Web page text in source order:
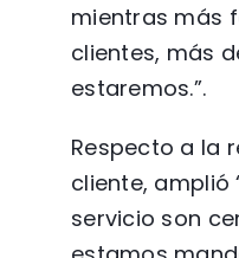
mientras más
clientes, más
estaremos.”.
Respecto a la
cliente, amplió
servicio son